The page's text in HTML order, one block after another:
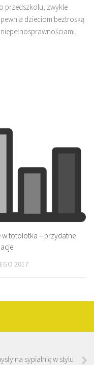
przedszkolu, zwykle
dzieciom beztroską
w totolotka – przydatne
2017
na sypialnię w stylu